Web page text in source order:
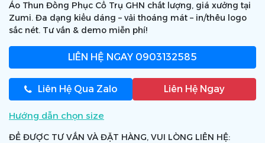
Áo Thun Đồng Phục Cổ Trụ GHN chất lượng, giá xưởng tại
Zumi. Đa dạng kiểu dáng – vải thoáng mát – in/thêu logo
sắc nét. Tư vấn & demo miễn phí!
LIÊN HỆ NGAY 0903132585
Liên Hệ Qua Zalo Liên Hệ Ngay
Hướng dẫn chọn size
ĐỂ ĐƯỢC TƯ VẤN VÀ ĐẶT HÀNG, VUI LÒNG LIÊN HỆ: